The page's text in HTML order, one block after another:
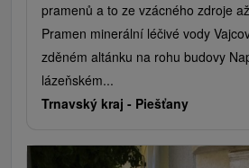
pramenů a to ze vzácného zdroje
Pramen minerální léčivé vody
zděném altánku na rohu budovy
lázeňském...
Trnavský kraj - Piešťany